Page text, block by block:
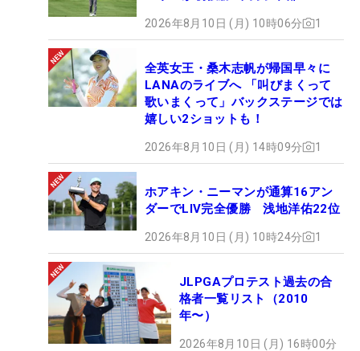
2026年8月10日 (月) 10時06分 1
全英女王・桑木志帆が帰国早々に
LANAのライブへ 「叫びまくって
歌いまくって」バックステージでは
嬉しい2ショットも！
2026年8月10日 (月) 14時09分 1
ホアキン・ニーマンが通算16アン
ダーでLIV完全優勝 浅地洋佑22位
2026年8月10日 (月) 10時24分 1
JLPGAプロテスト過去の合
格者一覧リスト（2010
年〜）
2026年8月10日 (月) 16時00分